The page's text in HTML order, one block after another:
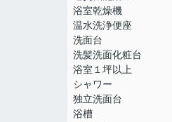
浴室乾燥機
温水洗浄便座
洗面台
洗髪洗面化粧台
浴室１坪以上
シャワー
独立洗面台
浴槽